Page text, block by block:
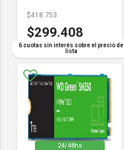
6 cuotas sin interés sobre el precio de
lista
$418.753
$299.408
24/48hs